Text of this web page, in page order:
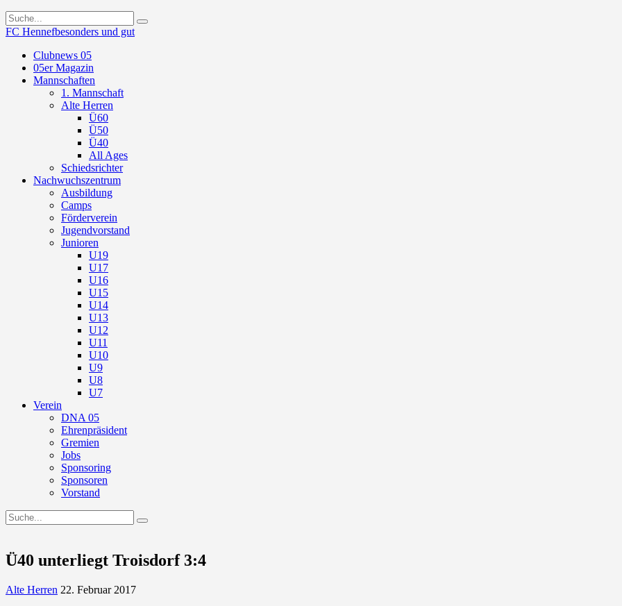
FC Hennefbesonders und gut
Clubnews 05
05er Magazin
Mannschaften
1. Mannschaft
Alte Herren
Ü60
Ü50
Ü40
All Ages
Schiedsrichter
Nachwuchszentrum
Ausbildung
Camps
Förderverein
Jugendvorstand
Junioren
U19
U17
U16
U15
U14
U13
U12
U11
U10
U9
U8
U7
Verein
DNA 05
Ehrenpräsident
Gremien
Jobs
Sponsoring
Sponsoren
Vorstand
Ü40 unterliegt Troisdorf 3:4
Alte Herren 22. Februar 2017